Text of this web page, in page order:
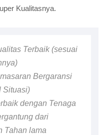
Kualitasnya.
Terbaik (sesuai
Bergaransi
Situasi)
dengan Tenaga
dari
Tahan lama